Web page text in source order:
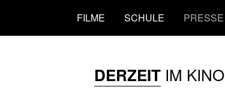
FILME SCHULE PRESSE
DERZEITIM KINO